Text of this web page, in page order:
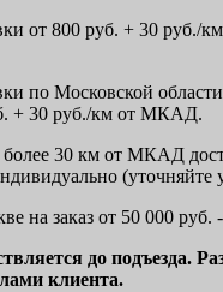
от 800 руб. + 30 руб./
по Московской
+ 30 руб./км от МКАД.
30 км от МКАД
(уточняйте
на заказ от 50 000 руб. -
до подъезда.
клиента.